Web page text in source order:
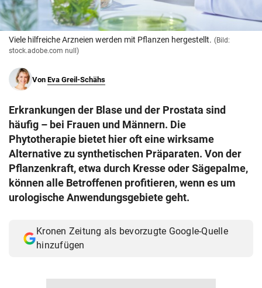
Muthgasse 2, 1190 Wien
Viele hilfreiche Arzneien werden mit Pflanzen hergestellt. (Bild:
stock.adobe.com null)
Von Eva Greil-Schähs
Erkrankungen der Blase und der Prostata sind
häufig – bei Frauen und Männern. Die
Phytotherapie bietet hier oft eine wirksame
Alternative zu synthetischen Präparaten. Von der
Pflanzenkraft, etwa durch Kresse oder Sägepalme,
können alle Betroffenen profitieren, wenn es um
urologische Anwendungsgebiete geht.
Kronen Zeitung als bevorzugte Google-Quelle
hinzufügen